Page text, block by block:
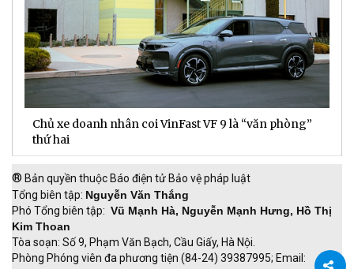
Chủ xe doanh nhân coi VinFast VF 9 là “văn phòng”
thứ hai
® Bản quyền thuộc Báo điện tử Bảo vệ pháp luật
Tổng biên tập: Nguyễn Văn Thắng
Phó Tổng biên tập: Vũ Mạnh Hà, Nguyễn Mạnh Hưng, Hồ Thị
Kim Thoan
Tòa soạn: Số 9, Phạm Văn Bạch, Cầu Giấy, Hà Nội.
Phòng Phóng viên đa phương tiện (84-24) 39387995; Email: